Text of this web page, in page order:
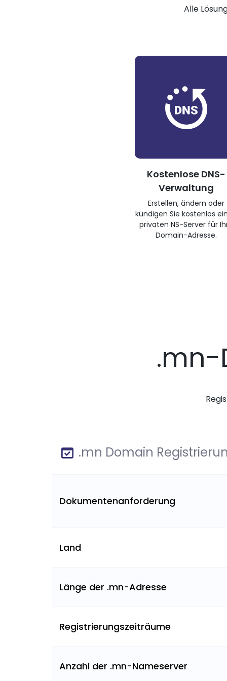
Alle
Kostenlose DNS-
Verwaltung
Erstellen, ändern oder
kündigen Sie kostenlos
privaten NS-Server für
Domain-Adresse.
.mn Domain
Dokumentenanforderung
Land
Länge der .mn-Adresse
Registrierungszeiträume
Anzahl der .mn-Nameserver